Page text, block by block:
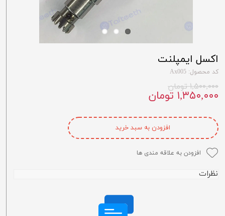
اکسل ایمپلنت
کد محصول: Ax005
۱,۵۰۰,۰۰۰ تومان
۱,۳۵۰,۰۰۰ تومان
افزودن به سبد خرید
افزودن به علاقه مندی ها
نظرات